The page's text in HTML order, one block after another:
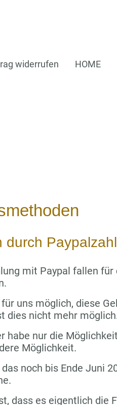
widerrufen HOME
durch
mit Paypal fallen für
uns möglich, diese
dies nicht mehr
habe nur die
Möglichkeit.
noch bis Ende Juni
dass es eigentlich die